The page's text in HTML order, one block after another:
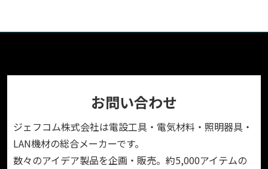
お問い合わせ
ジェフコム株式会社は電設工具・電気材料・照明器具・
LAN機材の総合メーカーです。
数々のアイデア製品を企画・販売。約5,000アイテムの